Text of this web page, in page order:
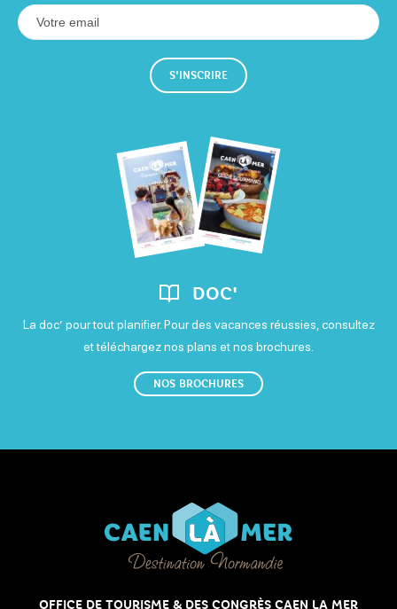
S'INSCRIRE
DOC'
La doc’ pour tout planifier. Pour des vacances réussies, consultez
et téléchargez nos plans et nos brochures.
NOS BROCHURES
OFFICE DE TOURISME & DES CONGRÈS CAEN LA MER